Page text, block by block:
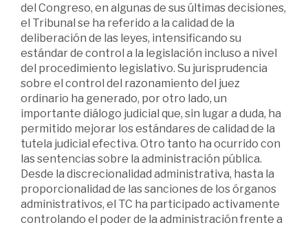
del Congreso, en algunas de sus últimas decisiones,
el Tribunal se ha referido a la calidad de la
deliberación de las leyes, intensificando su
estándar de control a la legislación incluso a nivel
del procedimiento legislativo. Su jurisprudencia
sobre el control del razonamiento del juez
ordinario ha generado, por otro lado, un
importante diálogo judicial que, sin lugar a duda, ha
permitido mejorar los estándares de calidad de la
tutela judicial efectiva. Otro tanto ha ocurrido con
las sentencias sobre la administración pública.
Desde la discrecionalidad administrativa, hasta la
proporcionalidad de las sanciones de los órganos
administrativos, el TC ha participado activamente
controlando el poder de la administración frente a